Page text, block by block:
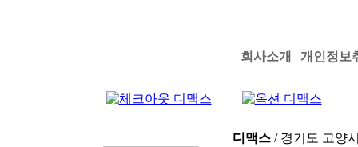
회사소개 | 개인정보
디맥스/ 경기도 고양